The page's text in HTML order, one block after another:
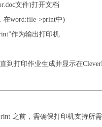
文件)打开文档
word:file->print中)
作为输出打印机
打印作业生成并显示在
之前，需确保打印机支持所